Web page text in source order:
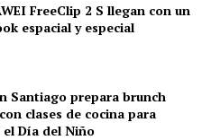
FreeClip 2 S llegan con un
espacial y especial
Santiago prepara brunch
clases de cocina para
el Día del Niño